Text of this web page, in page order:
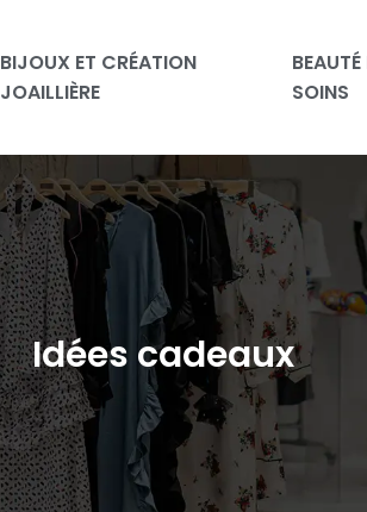
BIJOUX ET CRÉATION
JOAILLIÈRE
BEAUTÉ
SOINS
Idées cadeaux